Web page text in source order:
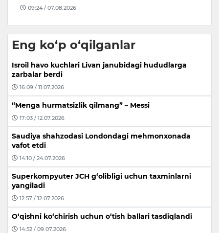
09:26 / 07.08.2026
Eng ko‘p o‘qilganlar
Isroil havo kuchlari Livan janubidagi hududlarga
zarbalar berdi
16:09 / 11.07.2026
“Menga hurmatsizlik qilmang” – Messi
17:03 / 12.07.2026
Saudiya shahzodasi Londondagi mehmonxonada
vafot etdi
14:10 / 24.07.2026
Superkompyuter JCH g‘olibligi uchun taxminlarni
yangiladi
12:57 / 12.07.2026
O‘qishni ko‘chirish uchun o‘tish ballari tasdiqlandi
14:52 / 09.07.2026